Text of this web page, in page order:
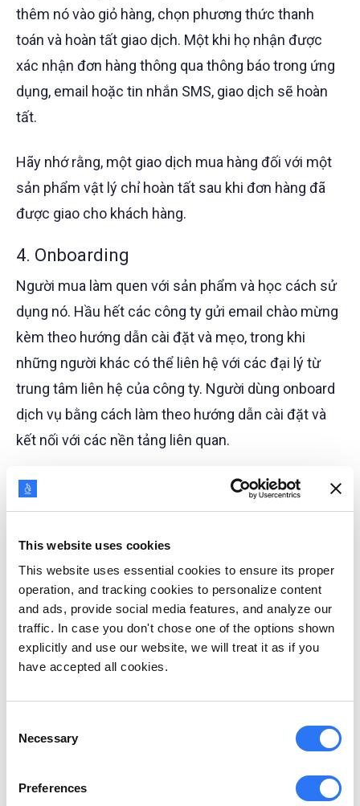
This website uses cookies
This website uses essential cookies to ensure its proper
operation, and tracking cookies to personalize content
and ads, provide social media features, and analyze our
traffic. In case you don't chose one of the options shown
explicitly and use our website, we will treat it as if you
have accepted all cookies.
Selection
Necessary
Preferences
thêm nó vào giỏ hàng, chọn phương thức thanh
toán và hoàn tất giao dịch. Một khi họ nhận được
xác nhận đơn hàng thông qua thông báo trong ứng
dụng, email hoặc tin nhắn SMS, giao dịch sẽ hoàn
tất.
Hãy nhớ rằng, một giao dịch mua hàng đối với một
sản phẩm vật lý chỉ hoàn tất sau khi đơn hàng đã
được giao cho khách hàng.
4. Onboarding
Người mua làm quen với sản phẩm và học cách sử
dụng nó. Hầu hết các công ty gửi email chào mừng
kèm theo hướng dẫn cài đặt và mẹo, trong khi
những người khác có thể liên hệ với các đại lý từ
trung tâm liên hệ của công ty. Người dùng onboard
dịch vụ bằng cách làm theo hướng dẫn cài đặt và
kết nối với các nền tảng liên quan.
5. Sử dụng
Một khi đã onboard, khách hàng bắt đầu sử dụng
sản phẩm của bạn và khám phá các tính năng,
chức năng và lợi ích của nó. Để giảm tỷ lệ rời bỏ
khách hàng và xây dựng lòng trung thành, thương
hiệu phải giải quyết các câu hỏi và khiếu nại bằng
cách sử dụng đường dây hỗ trợ khách hàng và
chatbot.
6. Giữ chân khách hàng
Khách hàng tiếp tục sử dụng giải pháp của bạn và
dịch vụ chăm sóc khách hàng nhanh chóng giải